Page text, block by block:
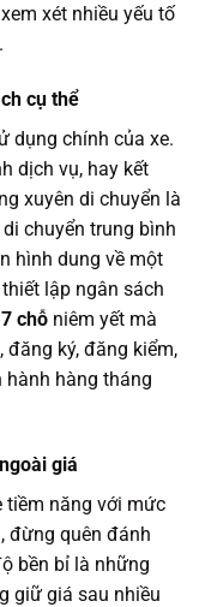
xét nhiều yếu tố
cụ thể
dụng chính của xe.
dịch vụ, hay kết
xuyên di chuyển là
chuyển trung bình
hình dung về một
lập ngân sách
chỗ niêm yết mà
ký, đăng kiểm,
hành hàng tháng
giá
tiềm năng với mức
đừng quên đánh
bền bỉ là những
giữ giá sau nhiều